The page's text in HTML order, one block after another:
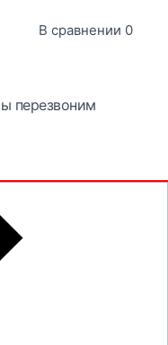
В сравнении 0
перезвоним